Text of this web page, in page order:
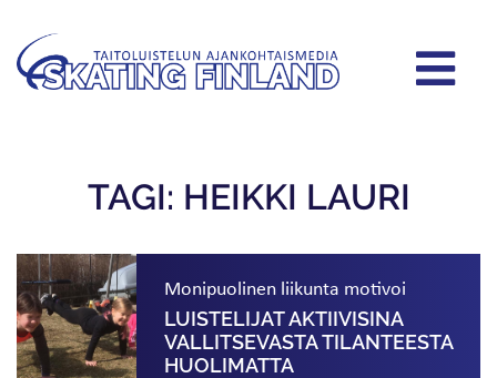
TAGI: HEIKKI LAURI
Monipuolinen liikunta motivoi
LUISTELIJAT AKTIIVISINA
VALLITSEVASTA TILANTEESTA
HUOLIMATTA